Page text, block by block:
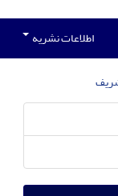
اطلاعات نشریه